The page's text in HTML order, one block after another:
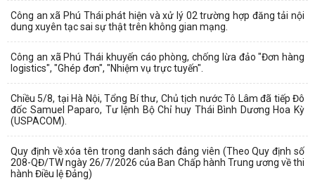
Công an xã Phú Thái phát hiện và xử lý 02 trường hợp đăng tải nội
dung xuyên tạc sai sự thật trên không gian mạng.
Công an xã Phú Thái khuyến cáo phòng, chống lừa đảo "Đơn hàng
logistics", "Ghép đơn", "Nhiệm vụ trực tuyến".
Chiều 5/8, tại Hà Nội, Tổng Bí thư, Chủ tịch nước Tô Lâm đã tiếp Đô
đốc Samuel Paparo, Tư lệnh Bộ Chỉ huy Thái Bình Dương Hoa Kỳ
(USPACOM).
Quy định về xóa tên trong danh sách đảng viên (Theo Quy định số
208-QĐ/TW ngày 26/7/2026 của Ban Chấp hành Trung ương về thi
hành Điều lệ Đảng)